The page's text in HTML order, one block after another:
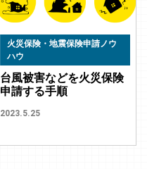
火災保険・地震保険申請ノウ
ハウ
台風被害などを火災保険
申請する手順
2023.5.25